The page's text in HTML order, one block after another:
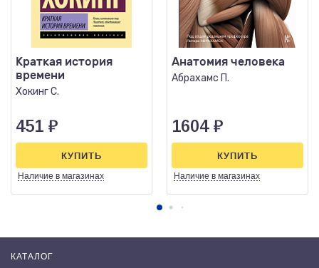
Краткая история
времени
Хокинг С.
451 ₽
Наличие в магазинах
КУПИТЬ
Анатомия человека
Абрахамс П.
1604 ₽
Наличие в магазинах
КУПИТЬ
КАТАЛОГ